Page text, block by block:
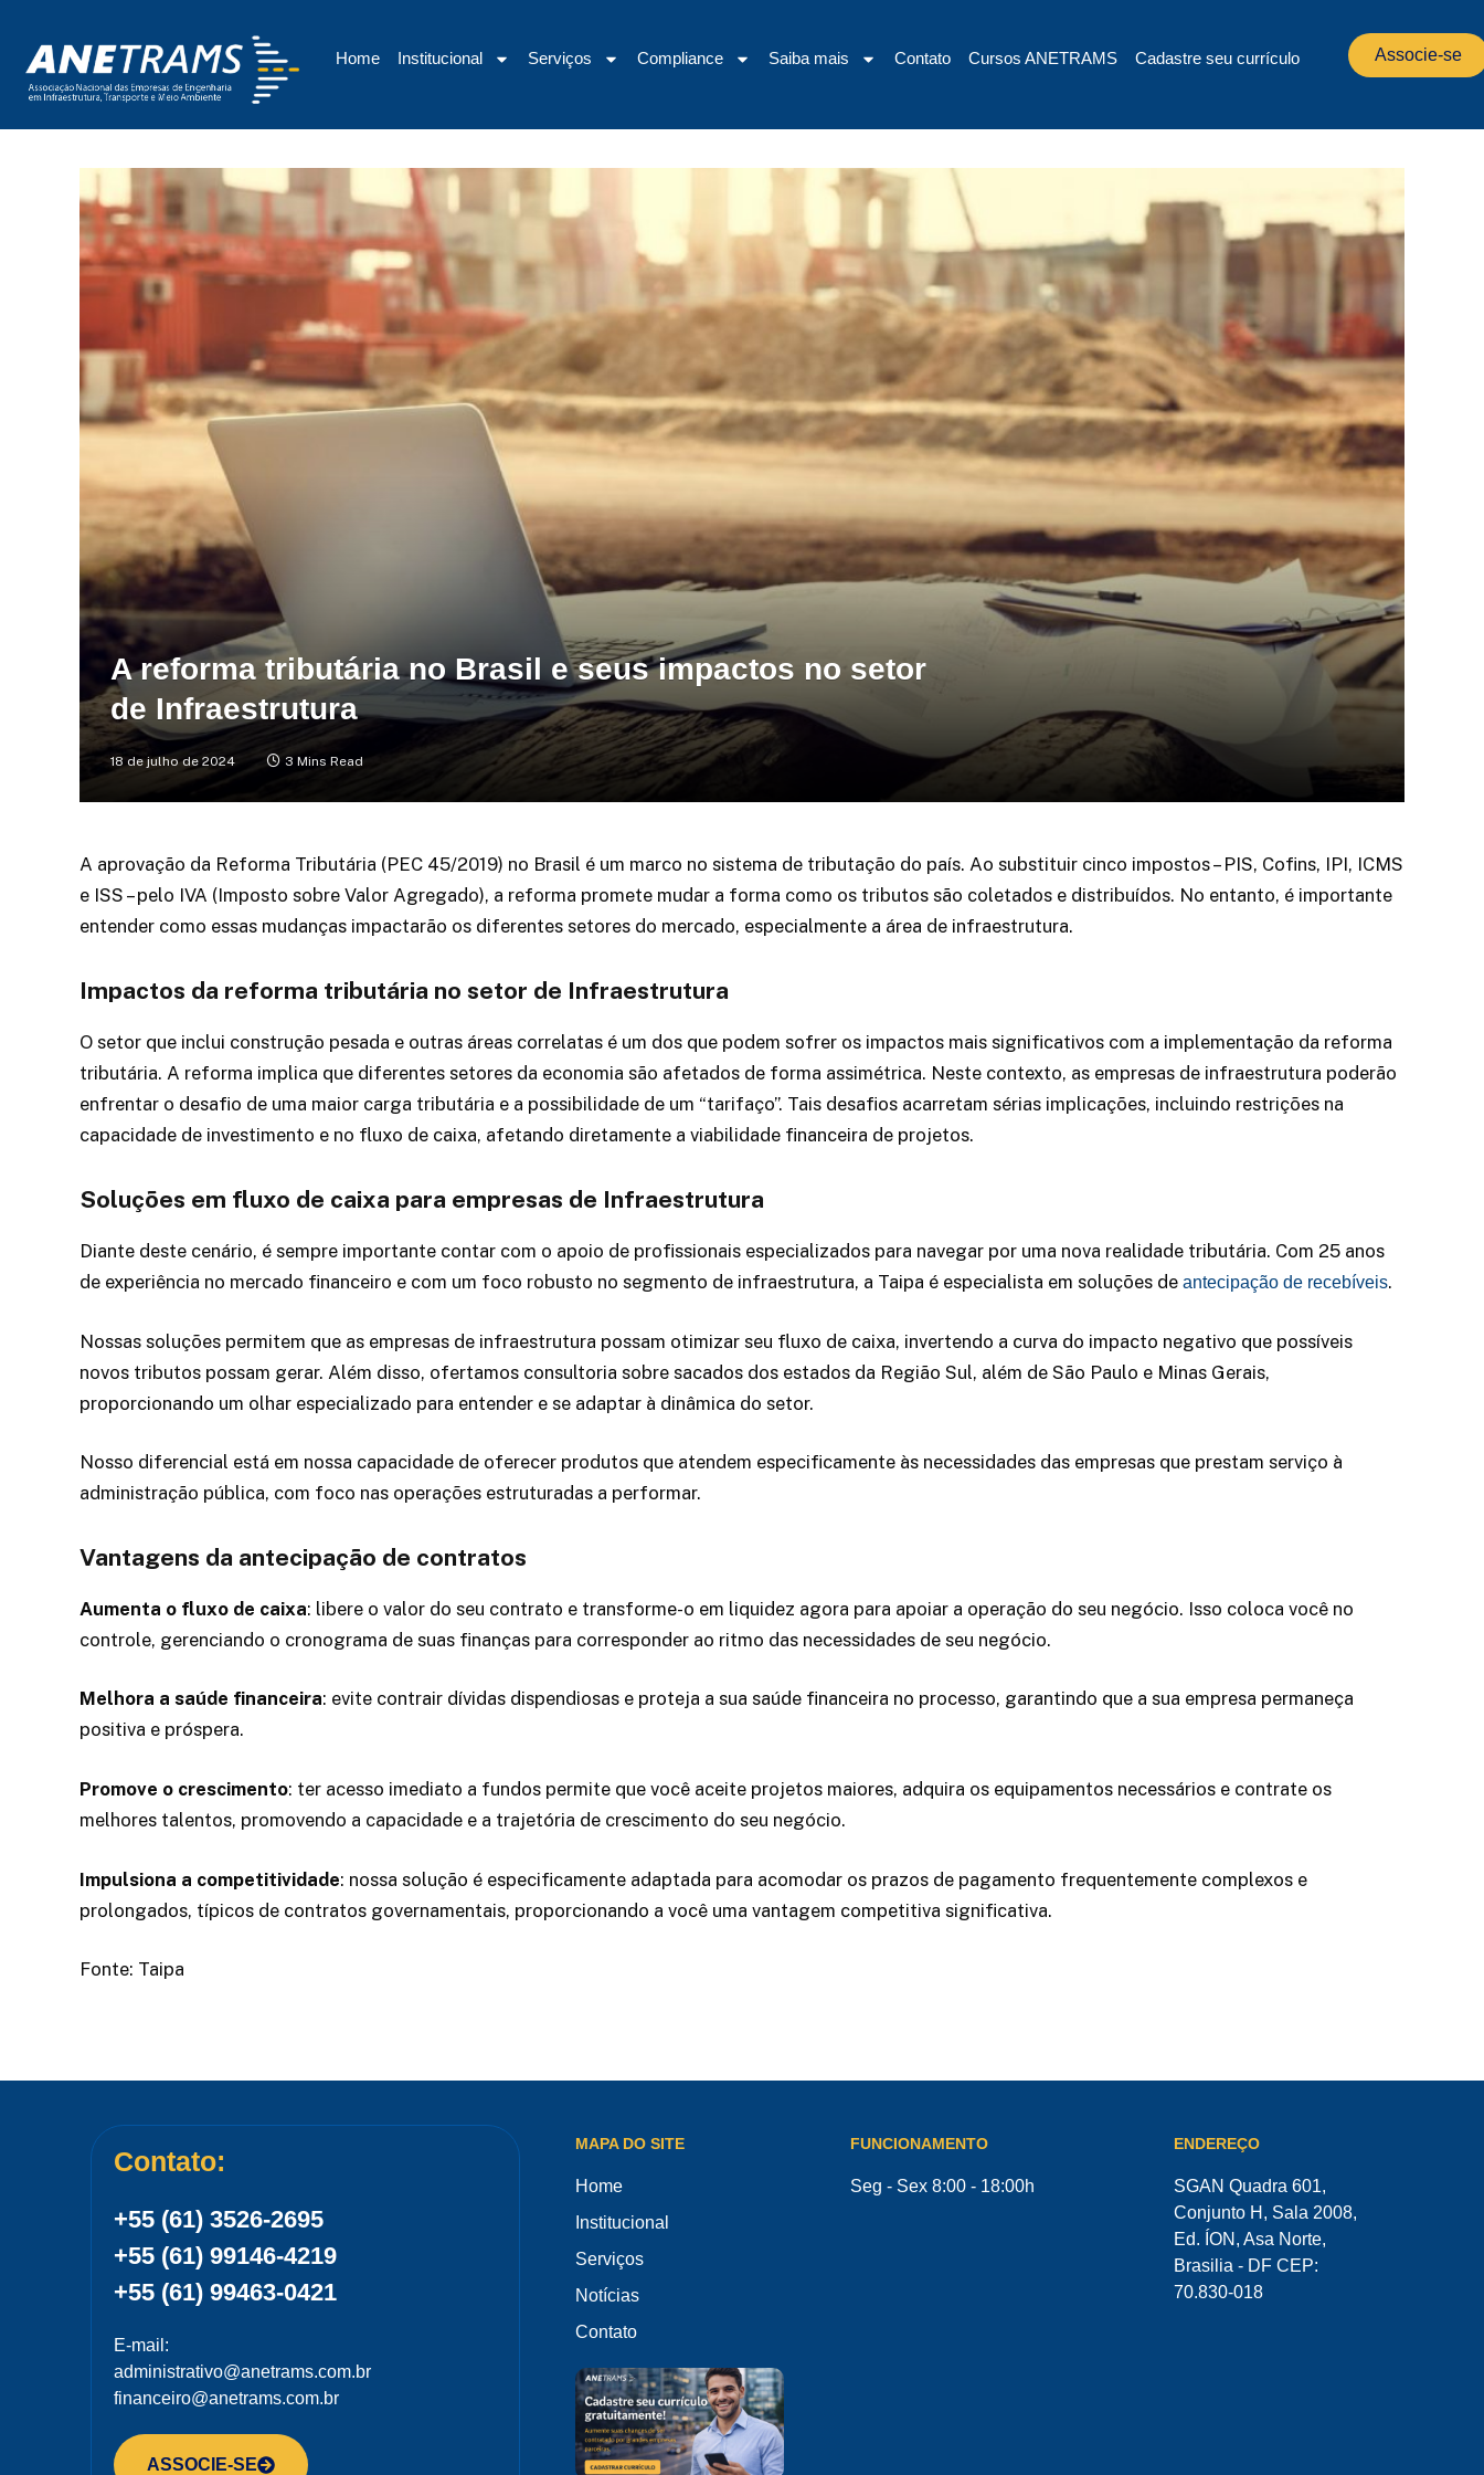
Home Institucional Serviços Compliance Saiba mais Contato Cursos ANETRAMS Cadastre seu currículo Associe-se
A reforma tributária no Brasil e seus impactos no setor
de Infraestrutura
18 de julho de 2024 3 Mins Read
A aprovação da Reforma Tributária (PEC 45/2019) no Brasil é um marco no sistema de tributação do país. Ao substituir cinco impostos – PIS, Cofins, IPI, ICMS
e ISS – pelo IVA (Imposto sobre Valor Agregado), a reforma promete mudar a forma como os tributos são coletados e distribuídos. No entanto, é importante
entender como essas mudanças impactarão os diferentes setores do mercado, especialmente a área de infraestrutura.
Impactos da reforma tributária no setor de Infraestrutura
O setor que inclui construção pesada e outras áreas correlatas é um dos que podem sofrer os impactos mais significativos com a implementação da reforma
tributária. A reforma implica que diferentes setores da economia são afetados de forma assimétrica. Neste contexto, as empresas de infraestrutura poderão
enfrentar o desafio de uma maior carga tributária e a possibilidade de um “tarifaço”. Tais desafios acarretam sérias implicações, incluindo restrições na
capacidade de investimento e no fluxo de caixa, afetando diretamente a viabilidade financeira de projetos.
Soluções em fluxo de caixa para empresas de Infraestrutura
Diante deste cenário, é sempre importante contar com o apoio de profissionais especializados para navegar por uma nova realidade tributária. Com 25 anos
de experiência no mercado financeiro e com um foco robusto no segmento de infraestrutura, a Taipa é especialista em soluções de antecipação de recebíveis.
Nossas soluções permitem que as empresas de infraestrutura possam otimizar seu fluxo de caixa, invertendo a curva do impacto negativo que possíveis
novos tributos possam gerar. Além disso, ofertamos consultoria sobre sacados dos estados da Região Sul, além de São Paulo e Minas Gerais,
proporcionando um olhar especializado para entender e se adaptar à dinâmica do setor.
Nosso diferencial está em nossa capacidade de oferecer produtos que atendem especificamente às necessidades das empresas que prestam serviço à
administração pública, com foco nas operações estruturadas a performar.
Vantagens da antecipação de contratos
Aumenta o fluxo de caixa: libere o valor do seu contrato e transforme-o em liquidez agora para apoiar a operação do seu negócio. Isso coloca você no
controle, gerenciando o cronograma de suas finanças para corresponder ao ritmo das necessidades de seu negócio.
Melhora a saúde financeira: evite contrair dívidas dispendiosas e proteja a sua saúde financeira no processo, garantindo que a sua empresa permaneça
positiva e próspera.
Promove o crescimento: ter acesso imediato a fundos permite que você aceite projetos maiores, adquira os equipamentos necessários e contrate os
melhores talentos, promovendo a capacidade e a trajetória de crescimento do seu negócio.
Impulsiona a competitividade: nossa solução é especificamente adaptada para acomodar os prazos de pagamento frequentemente complexos e
prolongados, típicos de contratos governamentais, proporcionando a você uma vantagem competitiva significativa.
Fonte: Taipa
Contato:
+55 (61) 3526-2695
+55 (61) 99146-4219
+55 (61) 99463-0421
E-mail:
administrativo@anetrams.com.br
financeiro@anetrams.com.br
ASSOCIE-SE
MAPA DO SITE
Home
Institucional
Serviços
Notícias
Contato
FUNCIONAMENTO
Seg - Sex 8:00 - 18:00h
ENDEREÇO
SGAN Quadra 601,
Conjunto H, Sala 2008,
Ed. ÍON, Asa Norte,
Brasilia - DF CEP:
70.830-018